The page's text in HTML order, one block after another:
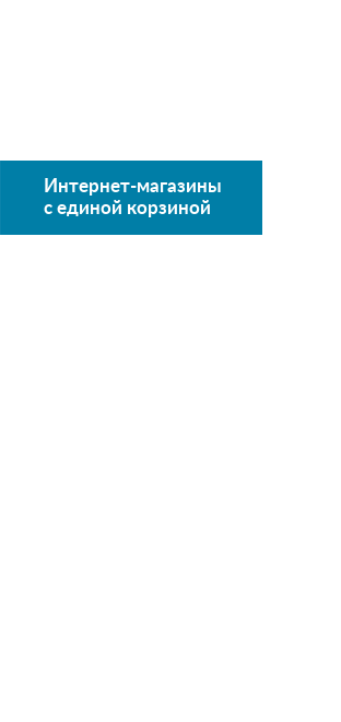
Интернет-магазины
с единой корзиной